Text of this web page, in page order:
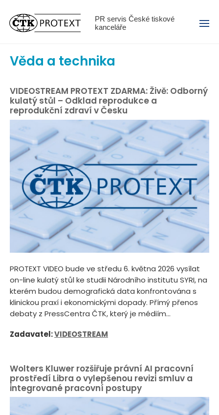
PR servis České tiskové
kanceláře
Menu
Věda a technika
VIDEOSTREAM PROTEXT ZDARMA: Živě: Odborný
kulatý stůl – Odklad reprodukce a
reprodukční zdraví v Česku
PROTEXT VIDEO bude ve středu 6. května 2026 vysílat
on-line kulatý stůl ke studii Národního institutu SYRI, na
kterém budou demografická data konfrontována s
klinickou praxí i ekonomickými dopady. Přímý přenos
debaty z PressCentra ČTK, který je médiím...
Zadavatel:VIDEOSTREAM
Wolters Kluwer rozšiřuje právní AI pracovní
prostředí Libra o vylepšenou revizi smluv a
integrované pracovní postupy